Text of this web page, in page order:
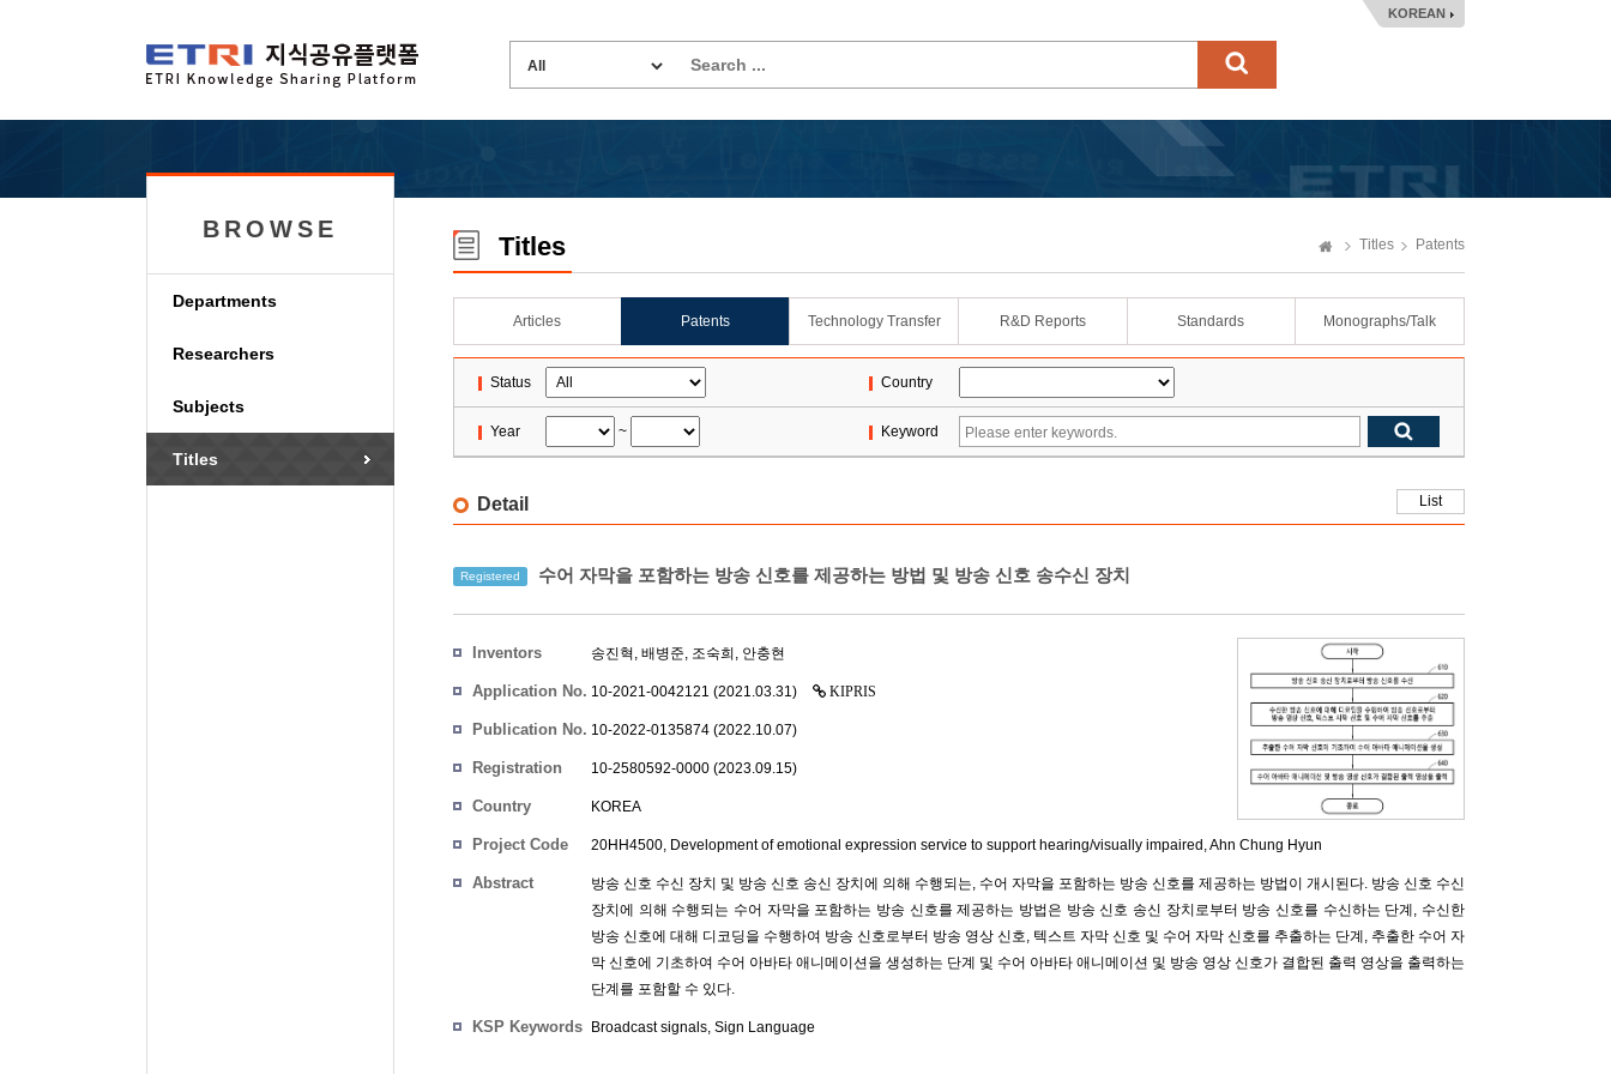
KOREAN
BROWSE
Departments
Researchers
Subjects
Titles
Titles Titles Patents
Articles Patents Technology Transfer R&D Reports Standards Monographs/Talk
Status Country
Year ~ Keyword
Detail List
Registered 수어 자막을 포함하는 방송 신호를 제공하는 방법 및 방송 신호 송수신 장치
Inventors 송진혁 , 배병준, 조숙희 , 안충현
Application No. 10-2021-0042121 (2021.03.31) KIPRIS
Publication No. 10-2022-0135874 (2022.10.07)
Registration
10-2580592-0000 (2023.09.15)
Country KOREA
Project Code 20HH4500, Development of emotional expression service to support hearing/visually impaired,Ahn Chung Hyun
Abstract
방송 신호 수신 장치 및 방송 신호 송신 장치에 의해 수행되는, 수어 자막을 포함하는 방송 신호를 제공하는 방법이 개시된다. 방송 신호 수신
장치에 의해 수행되는 수어 자막을 포함하는 방송 신호를 제공하는 방법은 방송 신호 송신 장치로부터 방송 신호를 수신하는 단계, 수신한
방송 신호에 대해 디코딩을 수행하여 방송 신호로부터 방송 영상 신호, 텍스트 자막 신호 및 수어 자막 신호를 추출하는 단계, 추출한 수어 자
막 신호에 기초하여 수어 아바타 애니메이션을 생성하는 단계 및 수어 아바타 애니메이션 및 방송 영상 신호가 결합된 출력 영상을 출력하는
단계를 포함할 수 있다.
KSP Keywords Broadcast signals, Sign Language